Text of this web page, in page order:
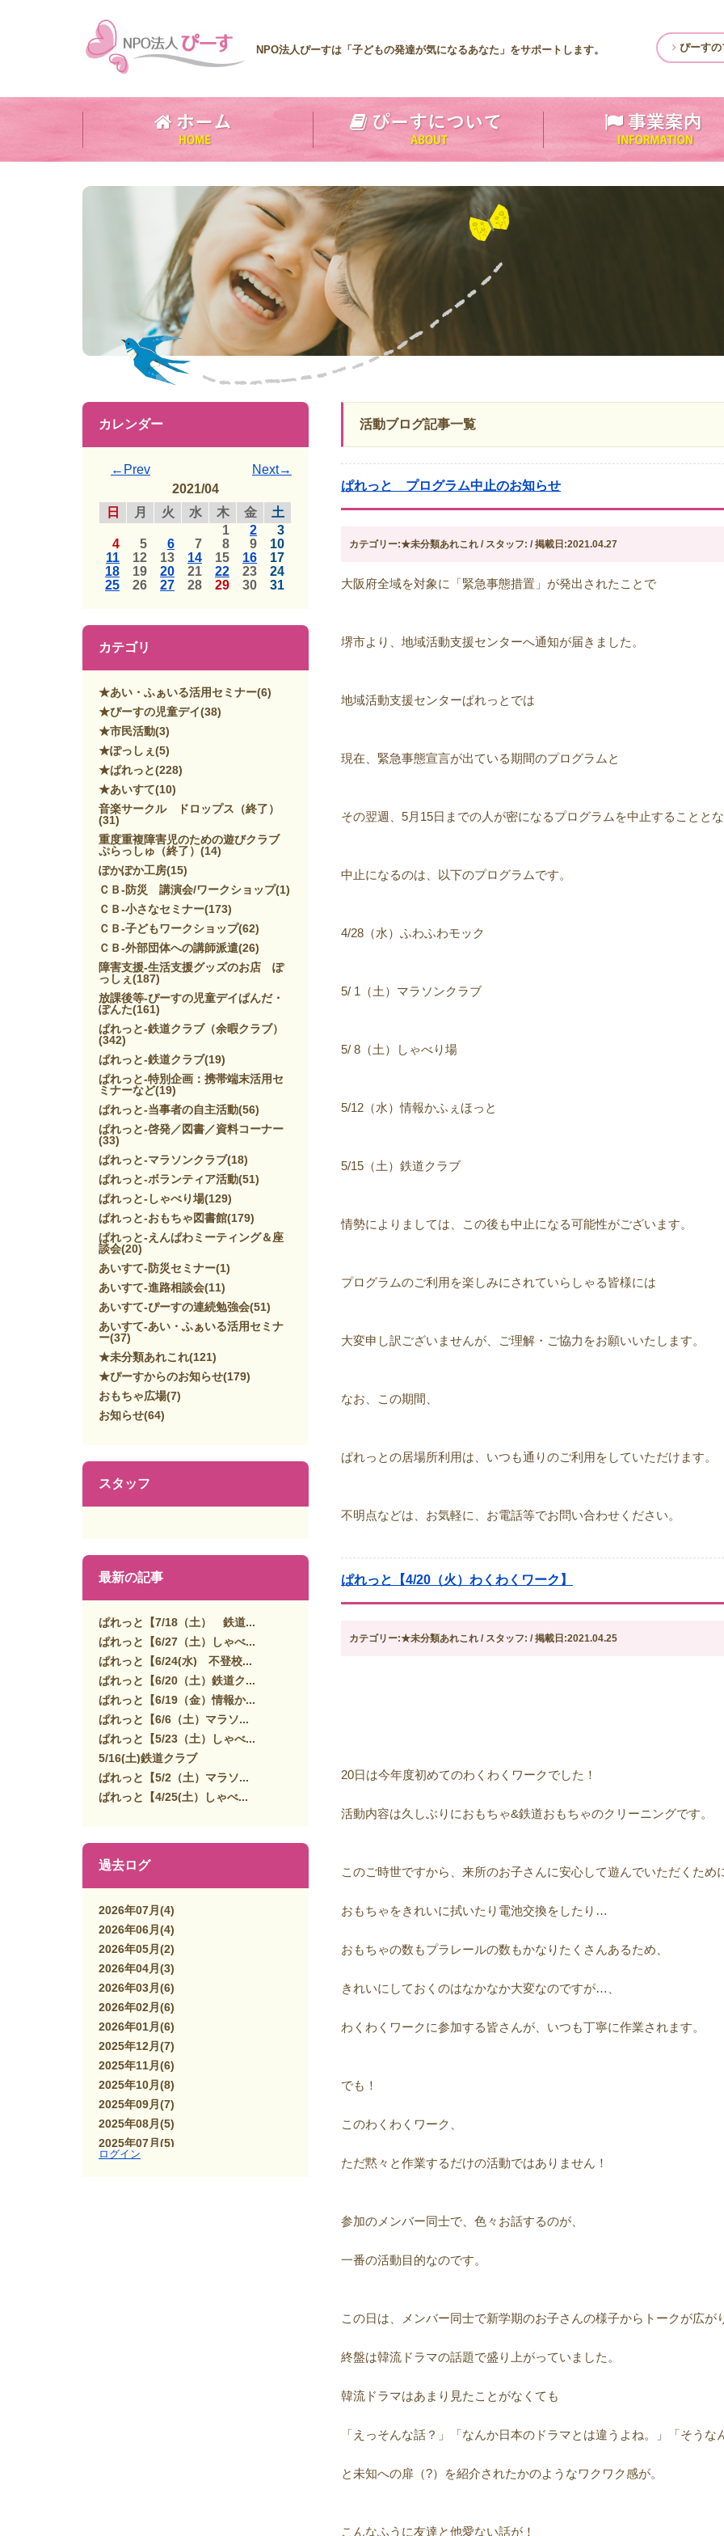
NPO法人ぴーすは「子どもの発達が気になるあなた」をサポートします。 ぴーすの
活動ブログ記事一覧
ぱれっと プログラム中止のお知らせ
カテゴリー:★未分類あれこれ / スタッフ: / 掲載日:2021.04.27
大阪府全域を対象に「緊急事態措置」が発出されたことで
堺市より、地域活動支援センターへ通知が届きました。
地域活動支援センターぱれっとでは
現在、緊急事態宣言が出ている期間のプログラムと
その翌週、5月15日までの人が密になるプログラムを中止することと
中止になるのは、以下のプログラムです。
4/28（水）ふわふわモック
5/ 1（土）マラソンクラブ
5/ 8（土）しゃべり場
5/12（水）情報かふぇほっと
5/15（土）鉄道クラブ
情勢によりましては、この後も中止になる可能性がございます。
プログラムのご利用を楽しみにされていらしゃる皆様には
大変申し訳ございませんが、ご理解・ご協力をお願いいたします。
なお、この期間、
ぱれっとの居場所利用は、いつも通りのご利用をしていただけます。
不明点などは、お気軽に、お電話等でお問い合わせください。
ぱれっと【4/20（火）わくわくワーク】
カテゴリー:★未分類あれこれ / スタッフ: / 掲載日:2021.04.25
20日は今年度初めてのわくわくワークでした！
活動内容は久しぶりにおもちゃ&鉄道おもちゃのクリーニングです。
このご時世ですから、来所のお子さんに安心して遊んでいただくため
おもちゃをきれいに拭いたり電池交換をしたり…
おもちゃの数もプラレールの数もかなりたくさんあるため、
きれいにしておくのはなかなか大変なのですが…、
わくわくワークに参加する皆さんが、いつも丁寧に作業されます。
でも！
このわくわくワーク、
ただ黙々と作業するだけの活動ではありません！
参加のメンバー同士で、色々お話するのが、
一番の活動目的なのです。
この日は、メンバー同士で新学期のお子さんの様子からトークが広が
終盤は韓流ドラマの話題で盛り上がっていました。
韓流ドラマはあまり見たことがなくても
「えっそんな話？」「なんか日本のドラマとは違うよね。」「そうな
と未知への扉（?）を紹介されたかのようなワクワク感が。
こんなふうに友達と他愛ない話が！
カレンダー
←Prev
Next→
2021/04
日
月 火 水 木 金
土
1
2
3
4
5 6 7 8 9
10
11
12 13 14 15 16
17
18
19 20 21 22 23
24
25
26 27 28 29 30 31
カテゴリ
★あい・ふぁいる活用セミナー(6)
★ぴーすの児童デイ(38)
★市民活動(3)
★ぽっしぇ (5)
★ぱれっと(228)
★あいすて(10)
音楽サークル ドロップス（終了）
(31)
重度重複障害児のための遊びクラブ
ぷらっしゅ（終了） (14)
ぽかぽか工房(15)
ＣＢ-防災 講演会/ワークショップ(1)
ＣＢ-小さなセミナー(173)
ＣＢ-子どもワークショップ(62)
ＣＢ-外部団体への講師派遣(26)
障害支援-生活支援グッズのお店 ぽ
っしぇ (187)
放課後等-ぴーすの児童デイぱんだ・
ぽんた(161)
ぱれっと-鉄道クラブ（余暇クラブ）
(342)
ぱれっと-鉄道クラブ(19)
ぱれっと-特別企画：携帯端末活用セ
ミナーなど(19)
ぱれっと-当事者の自主活動(56)
ぱれっと-啓発／図書／資料コーナー
(33)
ぱれっと-マラソンクラブ(18)
ぱれっと-ボランティア活動(51)
ぱれっと-しゃべり場(129)
ぱれっと-おもちゃ図書館(179)
ぱれっと-えんぱわミーティング＆座
談会(20)
あいすて-防災セミナー(1)
あいすて-進路相談会(11)
あいすて-ぴーすの連続勉強会(51)
あいすて-あい・ふぁいる活用セミナ
ー(37)
★未分類あれこれ(121)
★ぴーすからのお知らせ(179)
おもちゃ広場(7)
お知らせ(64)
スタッフ
最新の記事
ぱれっと【7/18（土） 鉄道...
ぱれっと【6/27（土）しゃべ...
ぱれっと【6/24(水) 不登校...
ぱれっと【6/20（土）鉄道ク...
ぱれっと【6/19（金）情報か...
ぱれっと【6/6（土）マラソ...
ぱれっと【5/23（土）しゃべ...
5/16(土)鉄道クラブ
ぱれっと【5/2（土）マラソ...
ぱれっと【4/25(土）しゃべ...
過去ログ
2026年07月 (4)
2026年06月 (4)
2026年05月 (2)
2026年04月 (3)
2026年03月 (6)
2026年02月 (6)
2026年01月 (6)
2025年12月 (7)
2025年11月 (6)
2025年10月 (8)
2025年09月 (7)
2025年08月 (5)
2025年07月 (5)
2025年06月
ログイン